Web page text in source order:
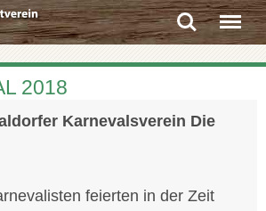
SearchMenu
2018
Karnevalsverein Die
feierten in der Zeit